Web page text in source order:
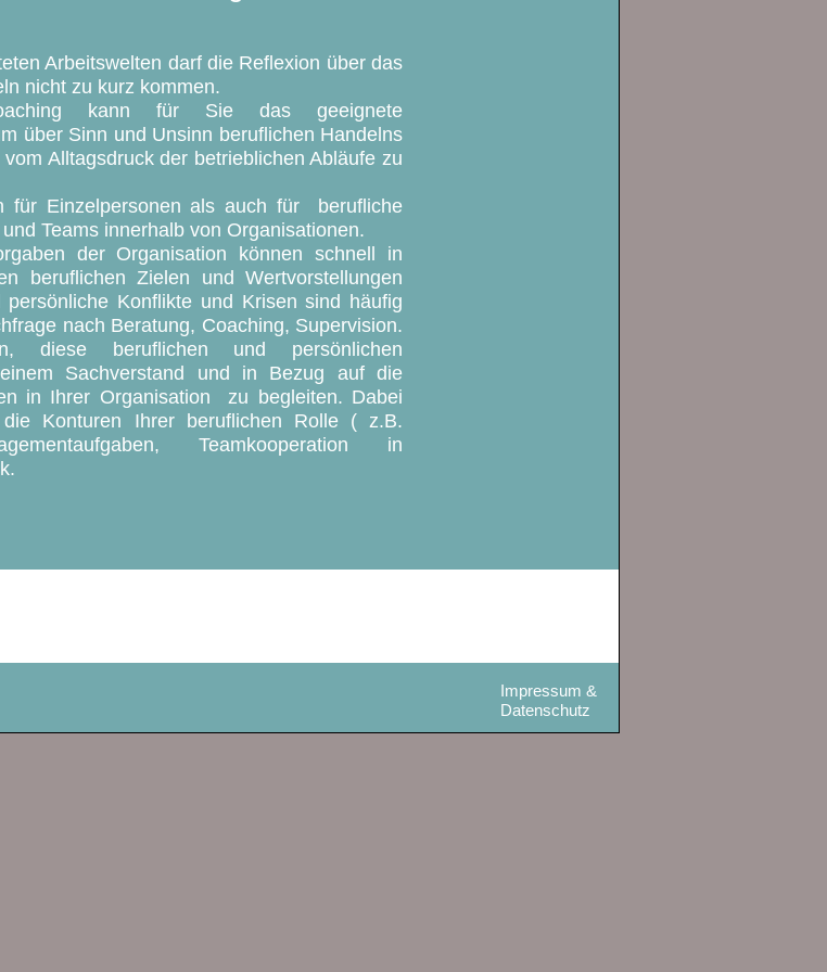
Arbeitswelten darf die Reflexion über das
nicht zu kurz kommen.
kann für Sie das geeignete
über Sinn und Unsinn beruflichen Handelns
Alltagsdruck der betrieblichen Abläufe zu
für Einzelpersonen als auch für berufliche
Teams innerhalb von Organisationen.
der Organisation können schnell in
beruflichen Zielen und Wertvorstellungen
Konflikte und Krisen sind häufig
nach Beratung, Coaching, Supervision.
diese beruflichen und persönlichen
Sachverstand und in Bezug auf die
in Ihrer Organisation zu begleiten. Dabei
Konturen Ihrer beruflichen Rolle ( z.B.
Teamkooperation in
Impressum &
Datenschutz